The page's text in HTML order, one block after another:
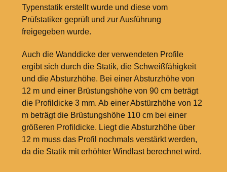
Typenstatik erstellt wurde und diese vom
Prüfstatiker geprüft und zur Ausführung
freigegeben wurde.
Auch die Wanddicke der verwendeten Profile
ergibt sich durch die Statik, die Schweißfähigkeit
und die Absturzhöhe. Bei einer Absturzhöhe von
12 m und einer Brüstungshöhe von 90 cm beträgt
die Profildicke 3 mm. Ab einer Abstürzhöhe von 12
m beträgt die Brüstungshöhe 110 cm bei einer
größeren Profildicke. Liegt die Absturzhöhe über
12 m muss das Profil nochmals verstärkt werden,
da die Statik mit erhöhter Windlast berechnet wird.